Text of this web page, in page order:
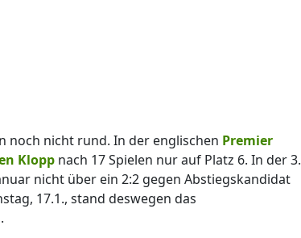
noch nicht rund. In der englischen Premier
Klopp nach 17 Spielen nur auf Platz 6. In der 3.
nicht über ein 2:2 gegen Abstiegskandidat
17.1., stand deswegen das